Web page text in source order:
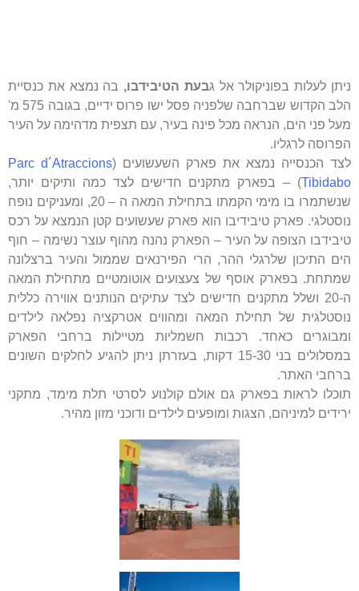
ניתן לעלות בפוניקולר אל גבעת הטיבידבו, בה נמצא את כנסיית
הלב הקדוש שברחבה שלפניה פסל ישו פרוס ידיים, בגובה 575 מ'
מעל פני הים, הנראה מכל פינה בעיר, עם תצפית מדהימה על העיר
הפרוסה לרגליו.
לצד הכנסייה נמצא את פארק השעשועים (Parc d´Atraccions
Tibidabo) – בפארק מתקנים חדישים לצד כמה ותיקים יותר,
שנשתמרו בו מימי הקמתו בתחילת המאה ה – 20, ומעניקים נופח
נוסטלגי. פארק טיבידיבו הוא פארק שעשועים קטן הנמצא על רכס
טיבידבו הצופה על העיר – הפארק נהנה מהוף עוצר נשימה – חוף
הים התיכון שלרגלי ההר, הרי הפירנאים שממול והעיר ברצלונה
שמתחת. בפארק אוסף של צעצועים אוטומטיים מתחילת המאה
ה-20 ושלל מתקנים חדישים לצד עתיקים הנותנים אווירה כללית
נוסטלגית של תחילת המאה ומהווים אטרקציה נפלאה לילדים
ומבוגרים כאחד. רכבות חשמליות מטיילות ברחבי הפארק
במסלולים בני 15-30 דקות, בעזרתן ניתן להגיע לחלקים השונים
ברחבי האתר.
תוכלו לראות בפארק גם אולם קולנוע לסרטי תלת מימד, מתקני
ירידים למיניהם, הצגות ומופעים לילדים ודוכני מזון מהיר.